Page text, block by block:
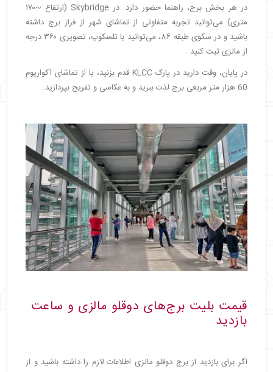
در هر بخش برج، راهنما حضور دارد. در Skybridge
(ارتفاع ~۱۷۰
متری) می‌توانید تجربه متفاوتی از تماشای شهر از فراز برج داشته
باشید و در سکوی طبقه ۸۶، می‌توانید با تلسکوپ، تصویری ۳۶۰ درجه
از مالزی ثبت کنید .
در پایان، وقت دارید در پارک KLCC قدم بزنید، یا از تماشای آکواریوم
60 هزار متر مربعی برج لذت ببرید و به عکاسی و تفریح بپردازید.
قیمت بلیت برج‌های دوقلو مالزی و ساعت
بازدید
اگر برای بازدید از برج دوقلو مالزی اطلاعات لازم را داشته باشید و از